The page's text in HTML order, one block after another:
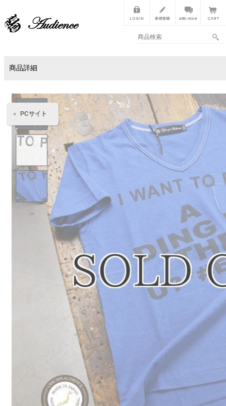
PCサイト
商品詳細